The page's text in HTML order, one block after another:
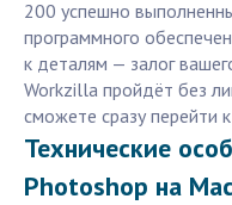
200 успешно
программного
к деталям — залог
Workzilla пройдёт без
сможете сразу перейти
Технические
Photoshop на